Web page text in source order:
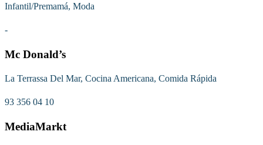
Infantil/Premamá, Moda
-
Mc Donald’s
La Terrassa Del Mar, Cocina Americana, Comida Rápida
93 356 04 10
MediaMarkt